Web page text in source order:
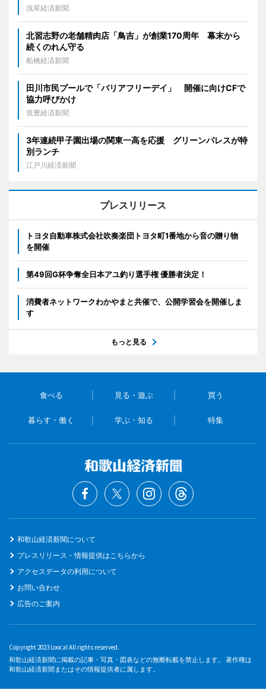
浅草経済新聞
北習志野の老舗精肉店「鳥吉」が創業170周年 幕末から
続くのれん守る
船橋経済新聞
田川市民プールで「バリアフリーデイ」 開催に向けCFで
協力呼びかけ
筑豊経済新聞
3年連続甲子園出場の関東一高を応援 グリーンパレスが特
別ランチ
江戸川経済新聞
プレスリリース
トヨタ自動車株式会社吹奏楽団トヨタ町1番地から音の贈り物
を開催
第49回G杯争奪全日本アユ釣り選手権 優勝者決定！
消費者ネットワークわかやまと共催で、公開学習会を開催しま
す
もっと見る
食べる 見る・遊ぶ 買う
暮らす・働く 学ぶ・知る 特集
和歌山経済新聞について
プレスリリース・情報提供はこちらから
アクセスデータの利用について
お問い合わせ
広告のご案内
Copyright 2023 Loocal All rights reserved.
和歌山経済新聞に掲載の記事・写真・図表などの無断転載を禁止します。 著作権は
和歌山経済新聞またはその情報提供者に属します。